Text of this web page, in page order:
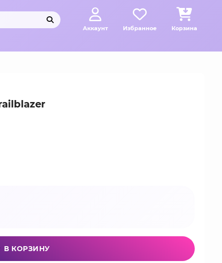
Аккаунт Избранное Корзина
В КОРЗИНУ